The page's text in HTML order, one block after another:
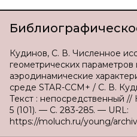
Кудинов, С. В. Численное
геометрических
аэродинамические
среде STAR-CCM+ / С. В.
Текст :
5 (101). — С. 283-285. — URL:
https://moluch.ru/young/